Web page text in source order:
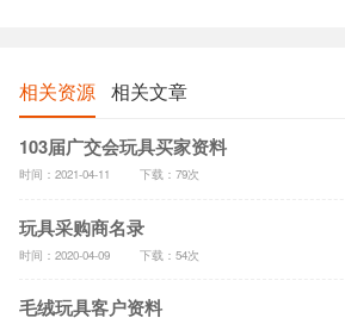
相关资源 相关文章
103届广交会玩具买家资料
时间：2021-04-11 下载：79次
玩具采购商名录
时间：2020-04-09 下载：54次
毛绒玩具客户资料